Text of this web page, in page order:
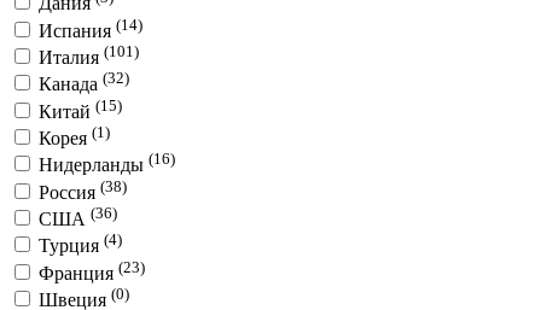
Испания (14)
Италия (101)
Канада (32)
Китай (15)
Корея (1)
Нидерланды (16)
Россия (38)
США (36)
Турция (4)
Франция (23)
Швеция (0)